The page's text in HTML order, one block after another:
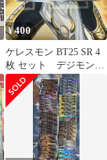
¥400
ケレスモン BT25 SR 4
枚 セット デジモンカ
ード